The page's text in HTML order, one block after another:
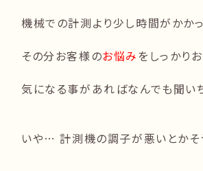
機械での計測より少し時間がかか
その分お客様のお悩み をしっかり
気になる事があればなんでも聞い
いや… 計測機の調子が悪いとかそ